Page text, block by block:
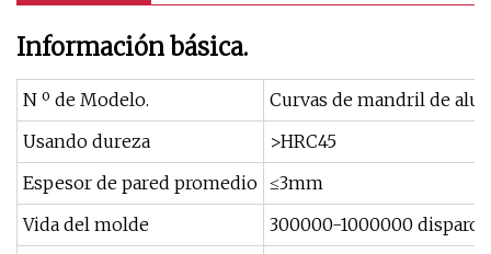
Información básica.
N º de Modelo.
Curvas de mandril de
Usando dureza
>HRC45
Espesor de pared promedio ≤3mm
Vida del molde
300000-1000000 disparos